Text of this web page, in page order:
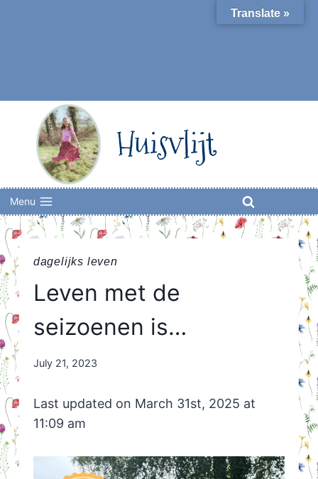
Huisvlijt
Menu
dagelijks leven
Leven met de
seizoenen is…
By
July 21, 2023
Last updated on March 31st, 2025 at
11:09 am
Translate »